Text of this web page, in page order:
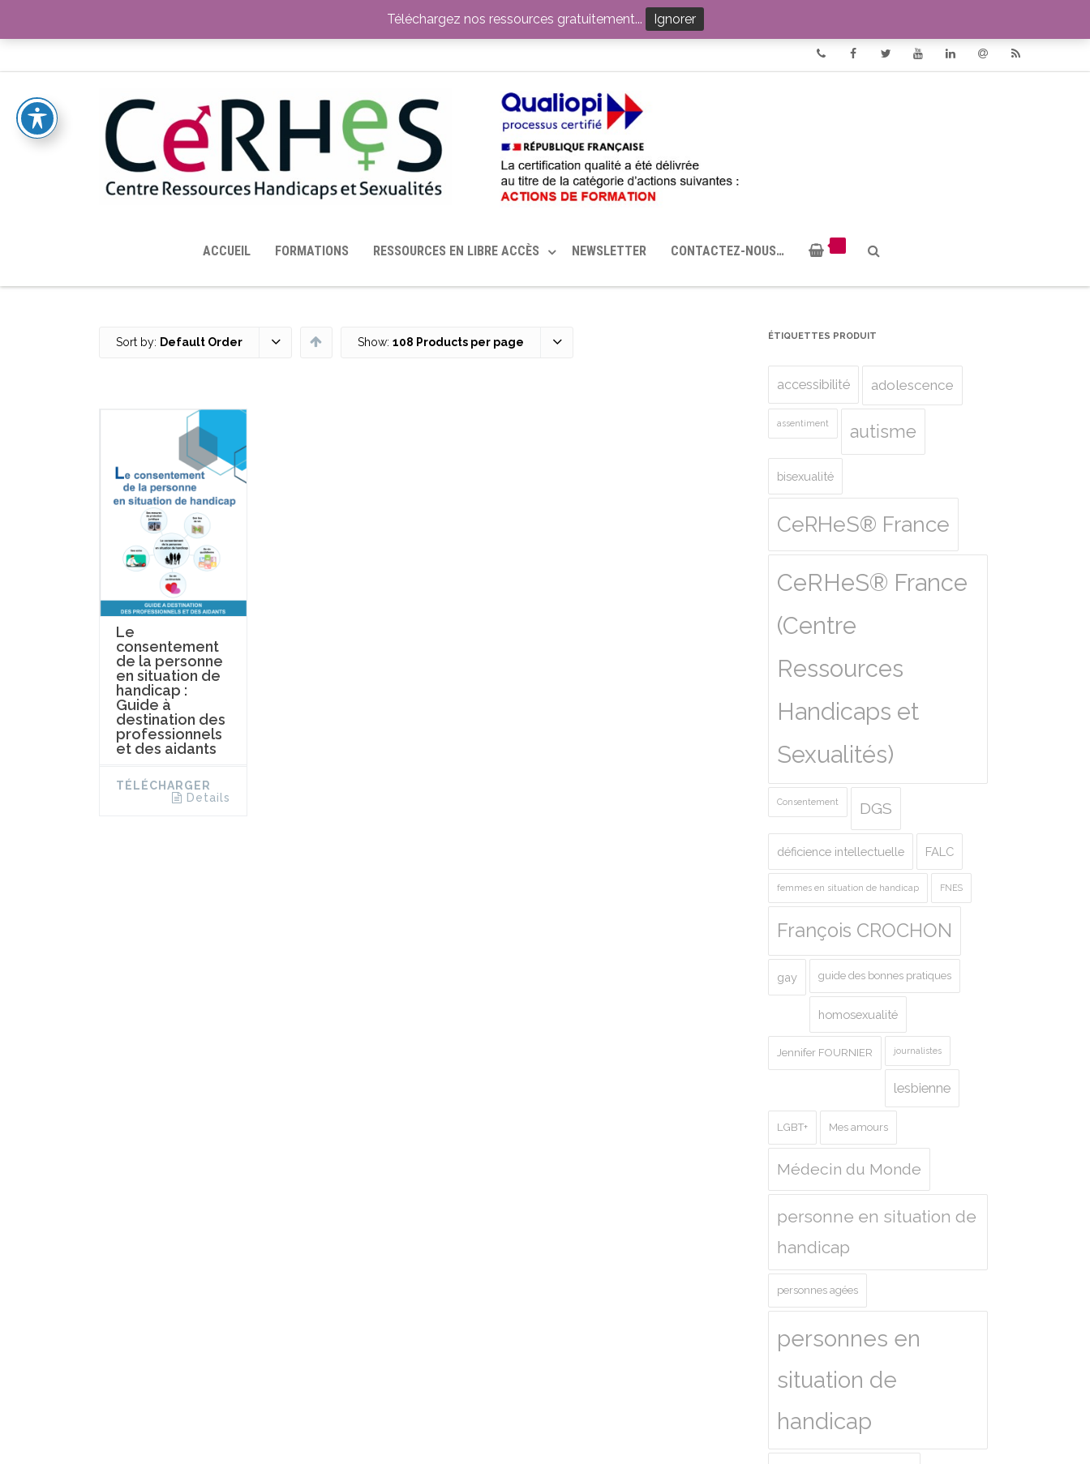
TOUTES LES RESSOURCES MISES À DISPOSITION PAR LE CERHES® FRANCE OUTILS EN SANTÉ SEXUELLE
ACCUEIL FORMATIONS RESSOURCES EN LIBRE ACCÈS NEWSLETTER CONTACTEZ-NOUS…
Sort by: Default Order Show: 108 Products per page
Le
consentement
de la personne
en situation de
handicap :
Guide à
destination des
professionnels
et des aidants
TÉLÉCHARGER
Details
ÉTIQUETTES PRODUIT
accessibilité adolescence
assentiment autisme
bisexualité
CeRHeS® France
CeRHeS® France
(Centre
Ressources
Handicaps et
Sexualités)
Consentement DGS
déficience intellectuelle FALC
femmes en situation de handicap FNES
François CROCHON
gay guide des bonnes pratiques
homosexualité
Jennifer FOURNIER journalistes
lesbienne
LGBT+ Mes amours
Médecin du Monde
personne en situation de
handicap
personnes agées
personnes en
situation de
handicap
Téléchargez nos ressources gratuitement... Ignorer